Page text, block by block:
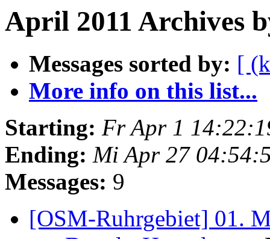
April 2011 Archives
Messages sorted by: [
More info on this list...
Starting: Fr Apr 1
Ending: Mi Apr 27
Messages: 9
[OSM-Ruhrgebiet] 01.